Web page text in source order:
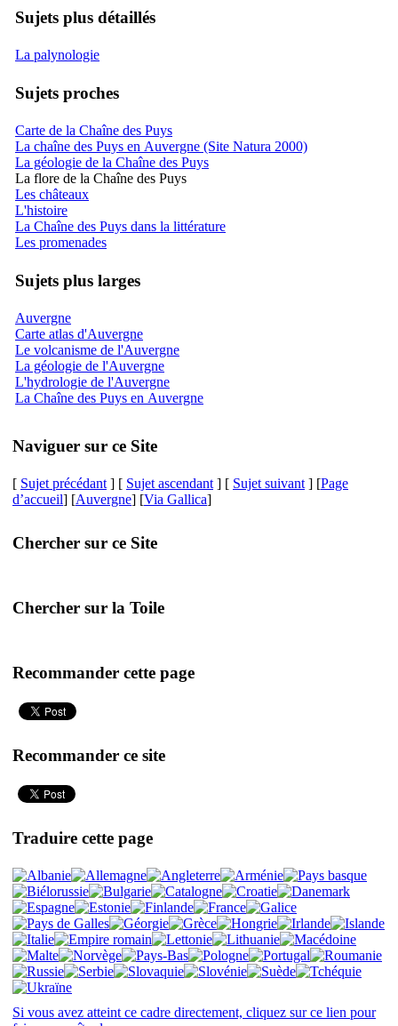
Sujets plus détaillés
La palynologie
Sujets proches
Carte de la Chaîne des Puys
La chaîne des Puys en Auvergne (Site Natura 2000)
La géologie de la Chaîne des Puys
La flore de la Chaîne des Puys
Les châteaux
L'histoire
La Chaîne des Puys dans la littérature
Les promenades
Sujets plus larges
Auvergne
Carte atlas d'Auvergne
Le volcanisme de l'Auvergne
La géologie de l'Auvergne
L'hydrologie de l'Auvergne
La Chaîne des Puys en Auvergne
Naviguer sur ce Site
[ Sujet précédant ] [ Sujet ascendant ] [ Sujet suivant ] [Page
d’accueil] [Auvergne] [Via Gallica]
Chercher sur ce Site
Chercher sur la Toile
Recommander cette page
Recommander ce site
Traduire cette page
Si vous avez atteint ce cadre directement, cliquez sur ce lien pour